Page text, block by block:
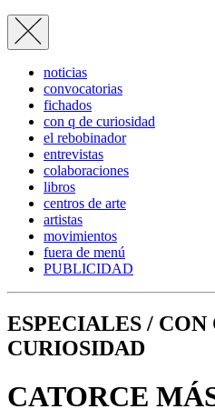
noticias
convocatorias
fichados
con q de curiosidad
el rebobinador
entrevistas
colaboraciones
libros
centros de arte
artistas
movimientos
fuera de menú
PUBLICIDAD
ESPECIALES / CON
CURIOSIDAD
CATORCE